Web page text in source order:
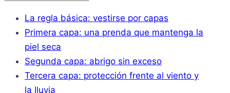
La regla básica: vestirse por capas
Primera capa: una prenda que mantenga la
piel seca
Segunda capa: abrigo sin exceso
Tercera capa: protección frente al viento y
la lluvia